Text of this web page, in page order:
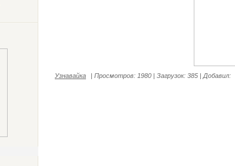
Узнавайка | Просмотров: 1980 | Загрузок: 385 | Добавил: